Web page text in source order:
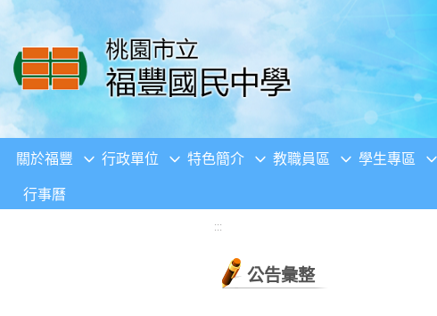
移至網頁之主要內容區位置
關於福豐 行政單位 特色簡介 教職員區 學生專區
行事曆
:::
公告彙整